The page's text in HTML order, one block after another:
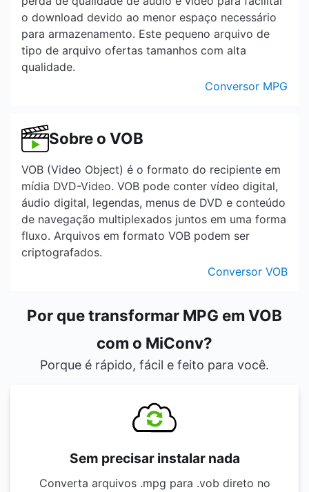
o download devido ao menor espaço necessário
para armazenamento. Este pequeno arquivo de
tipo de arquivo ofertas tamanhos com alta
qualidade.
Conversor MPG
Sobre o VOB
VOB (Video Object) é o formato do recipiente em
mídia DVD-Video. VOB pode conter vídeo digital,
áudio digital, legendas, menus de DVD e conteúdo
de navegação multiplexados juntos em uma forma
fluxo. Arquivos em formato VOB podem ser
criptografados.
Conversor VOB
Por que transformar MPG em VOB
com o MiConv?
Porque é rápido, fácil e feito para você.
Sem precisar instalar nada
Converta arquivos .mpg para .vob direto no